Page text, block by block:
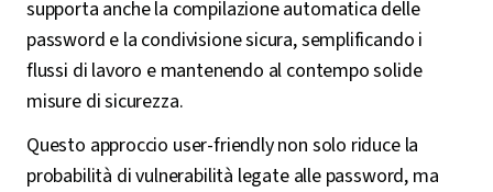
supporta anche la compilazione automatica delle
password e la condivisione sicura, semplificando i
flussi di lavoro e mantenendo al contempo solide
misure di sicurezza.
Questo approccio user-friendly non solo riduce la
probabilità di vulnerabilità legate alle password, ma